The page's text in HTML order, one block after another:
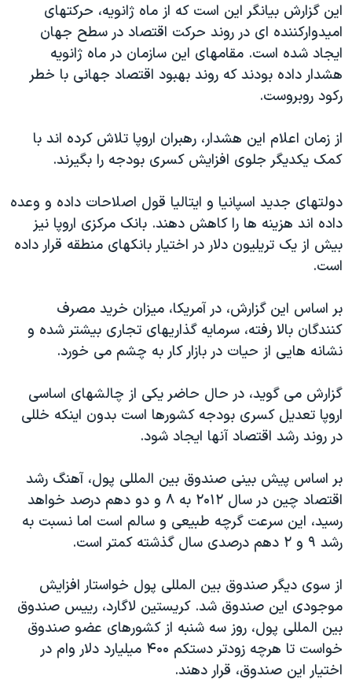
اين گزارش بيانگر اين است که از ماه ژانويه، حرکتهای
اميدوارکننده ای در روند حرکت اقتصاد در سطح جهان
ايجاد شده است. مقامهای اين سازمان در ماه ژانويه
هشدار داده بودند که روند بهبود اقتصاد جهانی با خطر
رکود روبروست.
از زمان اعلام اين هشدار، رهبران اروپا تلاش کرده اند با
کمک يکديگر جلوی افزايش کسری بودجه را بگيرند.
دولتهای جديد اسپانيا و ايتاليا قول اصلاحات داده و وعده
داده اند هزينه ها را کاهش دهند. بانک مرکزی اروپا نيز
بيش از يک تريليون دلار در اختيار بانکهای منطقه قرار داده
است.
بر اساس اين گزارش، در آمريکا، ميزان خريد مصرف
کنندگان بالا رفته، سرمايه گذاريهای تجاری بيشتر شده و
نشانه هايی از حيات در بازار کار به چشم می خورد.
گزارش می گويد، در حال حاضر يکی از چالشهای اساسی
اروپا تعديل کسری بودجه کشورها است بدون اينکه خللی
در روند رشد اقتصاد آنها ايجاد شود.
بر اساس پيش بينی صندوق بين المللی پول، آهنگ رشد
اقتصاد چين در سال ۲۰۱۲ به ۸ و دو دهم درصد خواهد
رسيد، اين سرعت گرچه طبيعی و سالم است اما نسبت به
رشد ۹ و ۲ دهم درصدی سال گذشته کمتر است.
از سوی ديگر صندوق بين المللی پول خواستار افزايش
موجودی اين صندوق شد. کريستين لاگارد، رييس صندوق
بين المللی پول، روز سه شنبه از کشورهای عضو صندوق
خواست تا هرچه زودتر دستکم ۴۰۰ ميليارد دلار وام در
اختيار اين صندوق، قرار دهند.